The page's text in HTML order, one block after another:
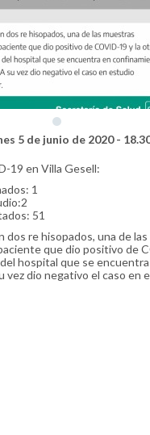
5 de junio de 2020 -
19 en Villa Gesell:
1
51
dos re hisopados, una de
que dio positivo de
hospital que se
vez dio negativo el caso en